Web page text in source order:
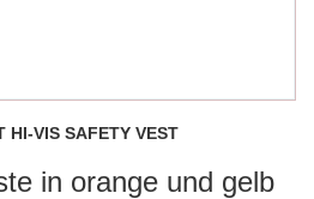
HI-VIS SAFETY VEST
in orange und gelb